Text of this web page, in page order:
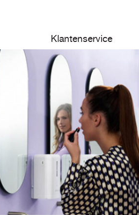
Klantenservice